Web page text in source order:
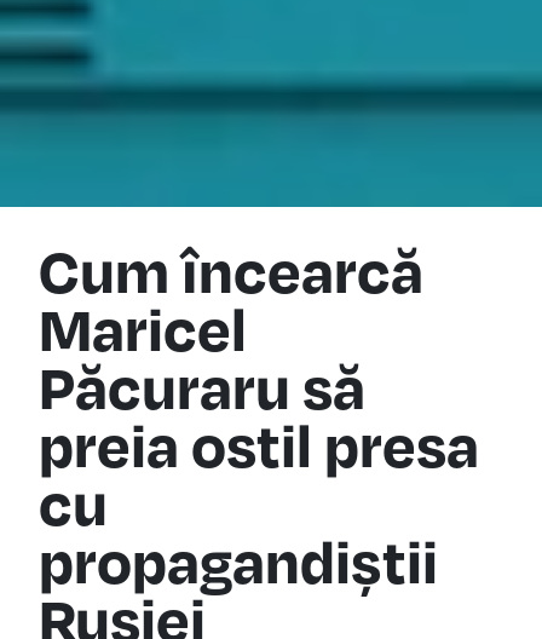
Cum încearcă
Maricel
Păcuraru să
preia ostil presa
cu
propagandiștii
Rusiei